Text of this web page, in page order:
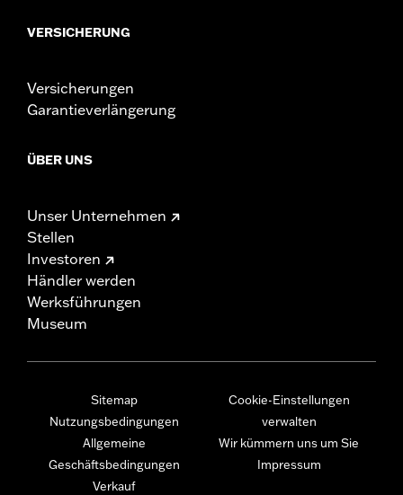
VERSICHERUNG
Versicherungen
Garantieverlängerung
ÜBER UNS
Unser Unternehmen
Stellen
Investoren
Händler werden
Werksführungen
Museum
Sitemap
Nutzungsbedingungen
Allgemeine
Geschäftsbedingungen
Verkauf
Cookie-Einstellungen
verwalten
Wir kümmern uns um Sie
Impressum